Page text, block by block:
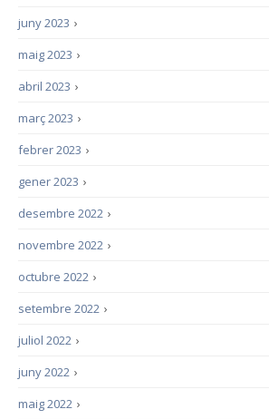
›
juny 2023
›
maig 2023
›
abril 2023
›
març 2023
›
febrer 2023
›
gener 2023
›
desembre 2022
›
novembre 2022
›
octubre 2022
›
setembre 2022
›
juliol 2022
›
juny 2022
›
maig 2022